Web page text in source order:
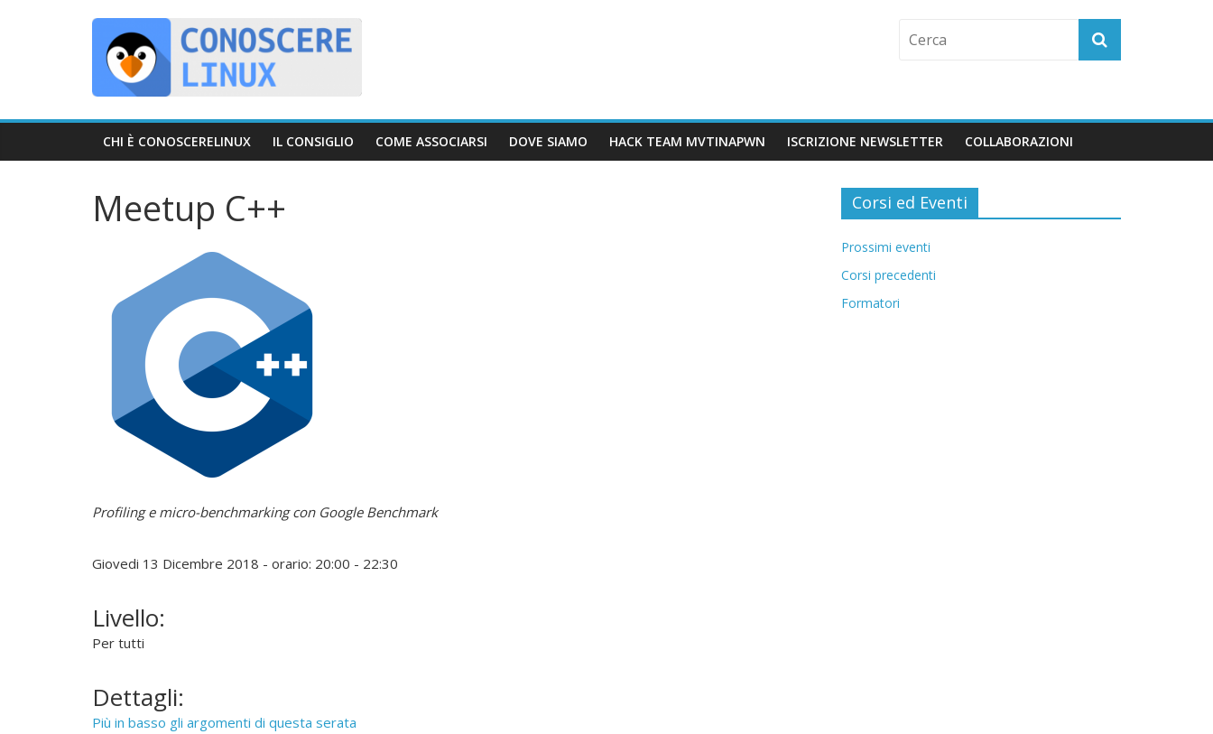
C
o
n
o
s
e
n
u
x
P
CHI È CONOSCERELINUX IL CONSIGLIO COME ASSOCIARSI DOVE SIAMO HACK TEAM MVTINAPWN ISCRIZIONE NEWSLETTER COLLABORAZIONI
Meetup C++
Profiling e micro-benchmarking con Google Benchmark
Giovedi 13 Dicembre 2018 - orario: 20:00 - 22:30
Livello:
Per tutti
Dettagli:
Più in basso gli argomenti di questa serata
Corsi ed Eventi
Prossimi eventi
Corsi precedenti
Formatori